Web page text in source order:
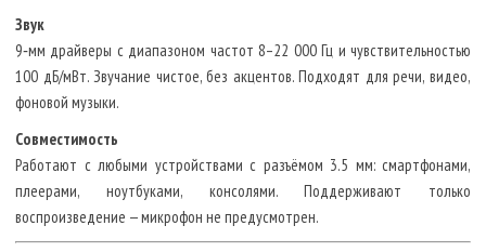
Звук
9‑мм драйверы с диапазоном частот 8–22 000 Гц и чувствительностью
100 дБ/мВт. Звучание чистое, без акцентов. Подходят для речи, видео,
фоновой музыки.
Совместимость
Работают с любыми устройствами с разъёмом 3.5 мм: смартфонами,
плеерами, ноутбуками, консолями. Поддерживают только
воспроизведение — микрофон не предусмотрен.